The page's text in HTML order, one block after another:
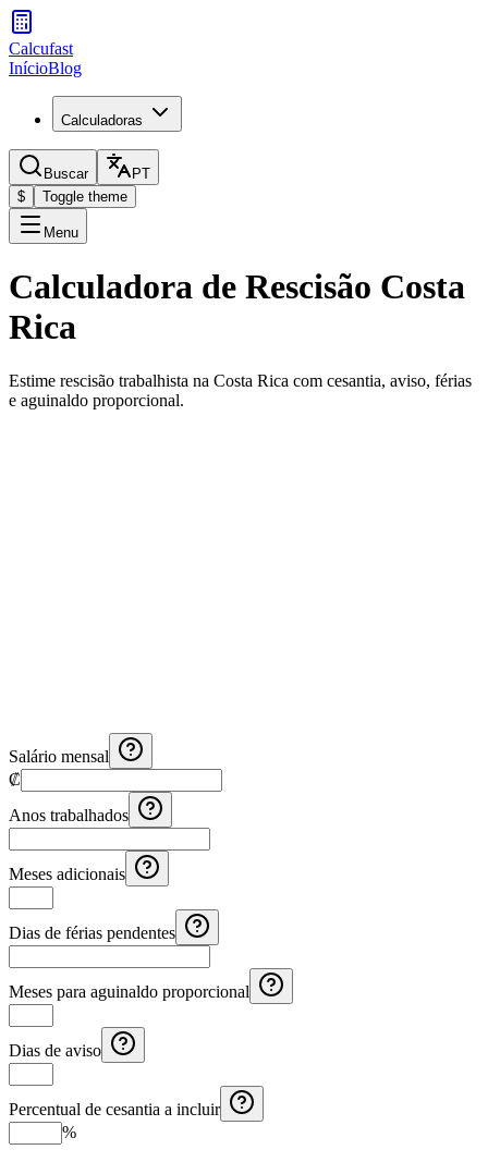
Calcufast
InícioBlog
Calculadoras
Buscar
PT
$
Toggle theme
Menu
Calculadora de Rescisão Costa
Rica
Estime rescisão trabalhista na Costa Rica com cesantia, aviso, férias
e aguinaldo proporcional.
Salário mensal
₡
Anos trabalhados
Meses adicionais
Dias de férias pendentes
Meses para aguinaldo proporcional
Dias de aviso
Percentual de cesantia a incluir
%